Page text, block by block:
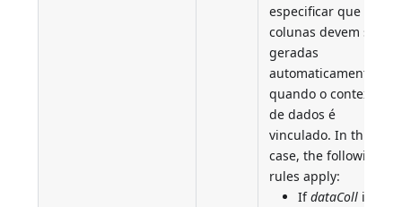
especificar que as
colunas devem ser
geradas
automaticamente
quando o contexto
de dados é
vinculado. In this
case, the following
rules apply:
IfdataColl is a